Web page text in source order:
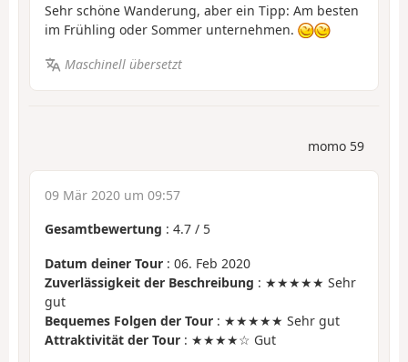
Sehr schöne Wanderung, aber ein Tipp: Am besten
im Frühling oder Sommer unternehmen.
Maschinell übersetzt
momo 59
09 Mär 2020 um 09:57
Gesamtbewertung : 4.7 / 5
Datum deiner Tour : 06. Feb 2020
Zuverlässigkeit der Beschreibung : ★★★★★ Sehr
gut
Bequemes Folgen der Tour : ★★★★★ Sehr gut
Attraktivität der Tour : ★★★★☆ Gut